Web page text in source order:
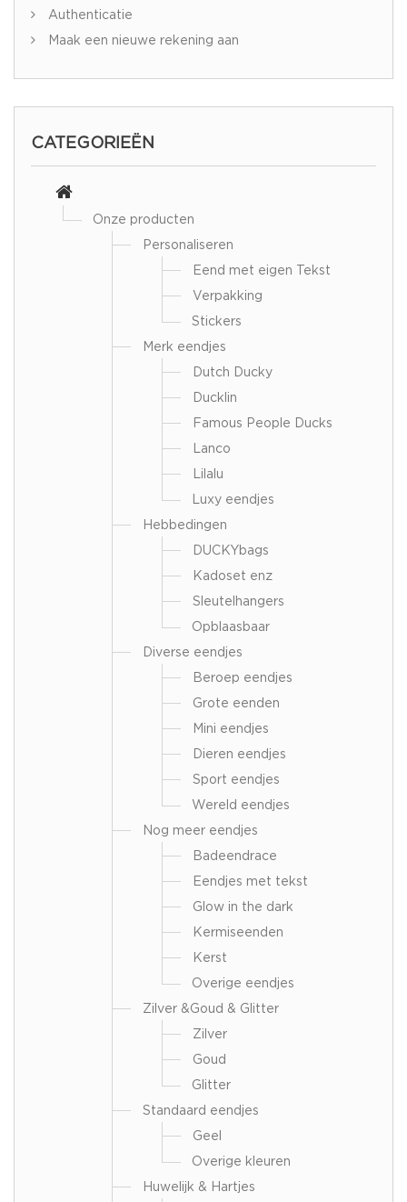
Authenticatie
Maak een nieuwe rekening aan
CATEGORIEËN
Onze producten
Personaliseren
Eend met eigen Tekst
Verpakking
Stickers
Merk eendjes
Dutch Ducky
Ducklin
Famous People Ducks
Lanco
Lilalu
Luxy eendjes
Hebbedingen
DUCKYbags
Kadoset enz
Sleutelhangers
Opblaasbaar
Diverse eendjes
Beroep eendjes
Grote eenden
Mini eendjes
Dieren eendjes
Sport eendjes
Wereld eendjes
Nog meer eendjes
Badeendrace
Eendjes met tekst
Glow in the dark
Kermiseenden
Kerst
Overige eendjes
Zilver &Goud & Glitter
Zilver
Goud
Glitter
Standaard eendjes
Geel
Overige kleuren
Huwelijk & Hartjes